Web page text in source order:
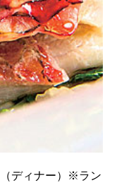
（ディナー）※ラン